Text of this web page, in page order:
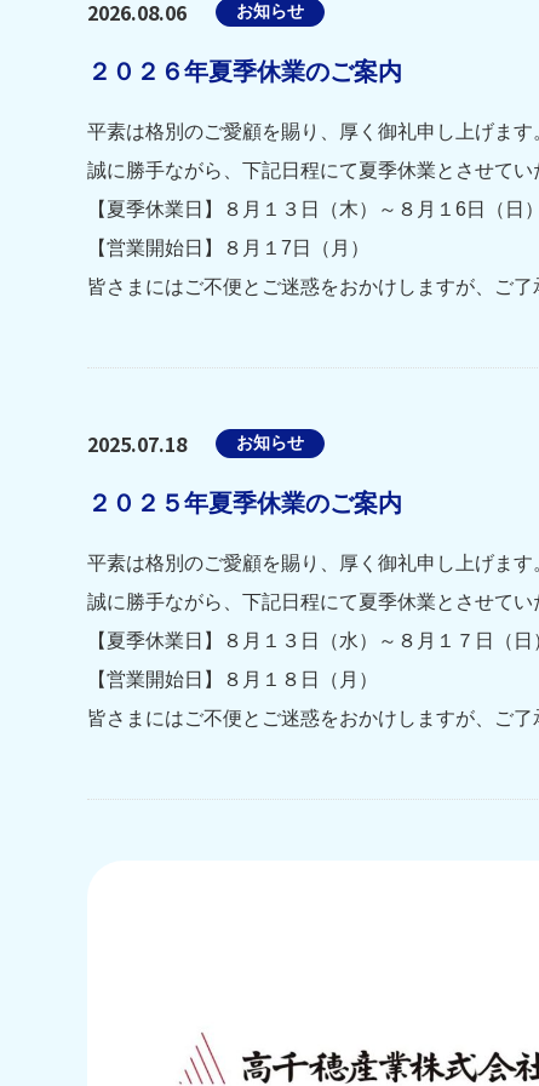
2026.08.06 お知らせ
２０２６年夏季休業のご案内
平素は格別のご愛顧を賜り、厚く御礼申し上げます
誠に勝手ながら、下記日程にて夏季休業とさせてい
【夏季休業日】８月１３日（木）～８月１6日（日）
【営業開始日】８月１7日（月）
皆さまにはご不便とご迷惑をおかけしますが、ご
2025.07.18 お知らせ
２０２５年夏季休業のご案内
平素は格別のご愛顧を賜り、厚く御礼申し上げます
誠に勝手ながら、下記日程にて夏季休業とさせてい
【夏季休業日】８月１３日（水）～８月１７日（日
【営業開始日】８月１８日（月）
皆さまにはご不便とご迷惑をおかけしますが、ご